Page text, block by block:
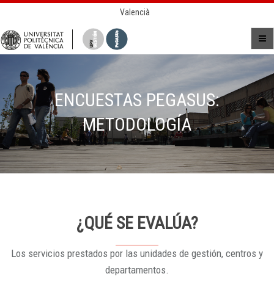
Valencià
ENCUESTAS PEGASUS:
METODOLOGÍA
¿QUÉ SE EVALÚA?
Los servicios prestados por las unidades de gestión, centros y
departamentos.